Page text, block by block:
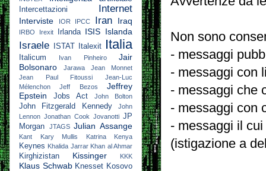
Non sono
- messaggi
- messaggi con
- messaggi che
- messaggi con
- messaggi il
(istigazione a
Intercettazioni Internet
Interviste IOR IPCC Iran Iraq
IRBO Irexit Irlanda ISIS Islanda
Israele ISTAT Italexit Italia
Italicum Ivan Pinheiro
Jair
Bolsonaro
Jarawa
Jean Monnet
Jean Paul Fitoussi
Jean-Luc
Mélenchon
Jeff Bezos
Jeffrey
Epstein
Jobs Act John Bolton
John Fitzgerald Kennedy
John
Lennon Jonathan Cook Jovanotti JP
Morgan
JTAGS Julian Assange
Kant Kary Mullis Katrina Kenya
Keynes Khalida Jarrar Khan al Ahmar
Kirghizistan Kissinger KKK
Klaus Schwab Knesset Kosovo